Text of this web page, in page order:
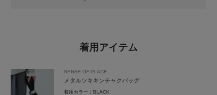
着用アイテム
SENSE OF PLACE
メタルツキキンチャクバッグ
着用カラー： BLACK